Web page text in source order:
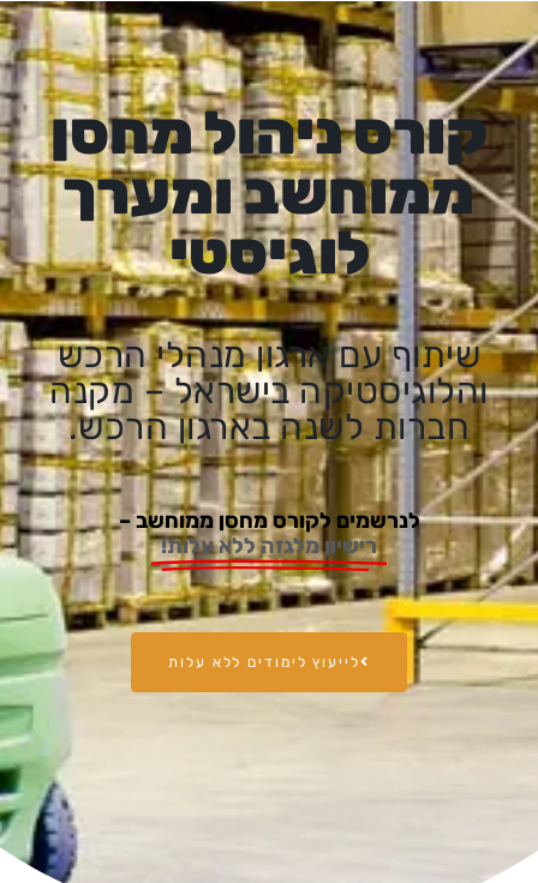
קורס ניהול מחסן
ממוחשב ומערך
לוגיסטי
שיתוף עם ארגון מנהלי הרכש
והלוגיסטיקה בישראל – מקנה
חברות לשנה בארגון הרכש.
לנרשמים לקורס מחסן ממוחשב –
רישיון מלגזה ללא עלות!
לייעוץ לימודים ללא עלות